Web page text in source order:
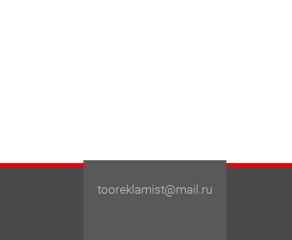
tooreklamist@mail.ru